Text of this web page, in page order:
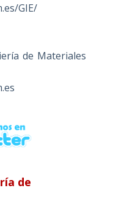
GIE/
de Materiales
de